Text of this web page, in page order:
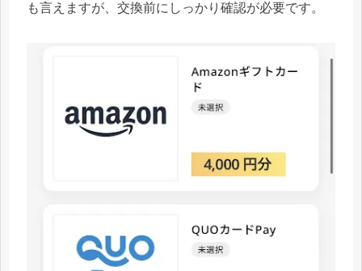
も言えますが、交換前にしっかり確認が必要です。